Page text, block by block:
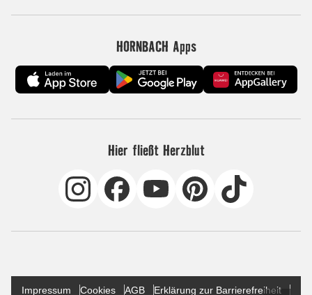
HORNBACH Apps
Hier fließt Herzblut
Impressum Cookies AGB Erklärung zur Barrierefreiheit